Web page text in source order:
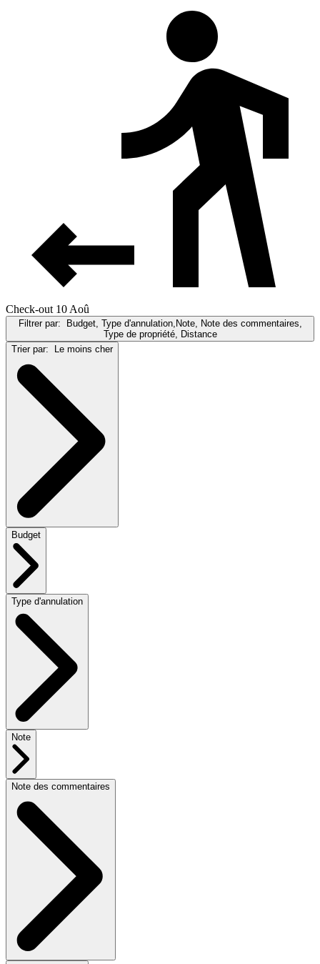
Check-out 10 Aoû
Filtrer par: Budget, Type d'annulation,Note, Note des commentaires,
Type de propriété, Distance
Trier par: Le moins cher
Budget
Type d'annulation
Note
Note des commentaires